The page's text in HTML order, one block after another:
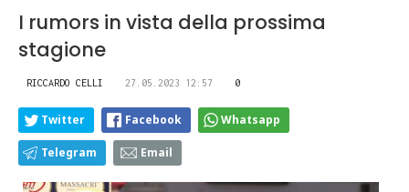
I rumors in vista della prossima
stagione
RICCARDO CELLI 27.05.2023 12:57 0
Twitter Facebook Whatsapp
Telegram Email